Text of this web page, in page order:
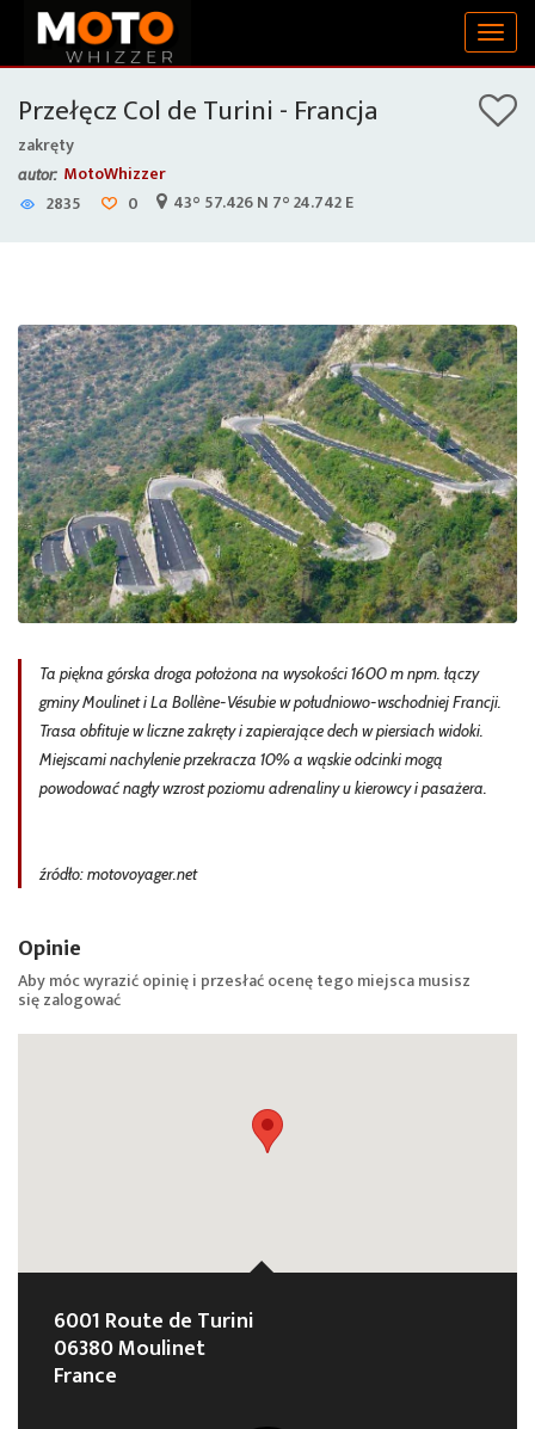
Przełęcz Col de Turini - Francja
zakręty
autor: MotoWhizzer
2835
0 43° 57.426 N 7° 24.742 E
Ta piękna górska droga położona na wysokości 1600 m npm. łączy
gminy Moulinet i La Bollène-Vésubie w południowo-wschodniej Francji.
Trasa obfituje w liczne zakręty i zapierające dech w piersiach widoki.
Miejscami nachylenie przekracza 10% a wąskie odcinki mogą
powodować nagły wzrost poziomu adrenaliny u kierowcy i pasażera.
źródło: motovoyager.net
Opinie
Aby móc wyrazić opinię i przesłać ocenę tego miejsca musisz
sięzalogować
6001 Route de Turini
06380 Moulinet
France